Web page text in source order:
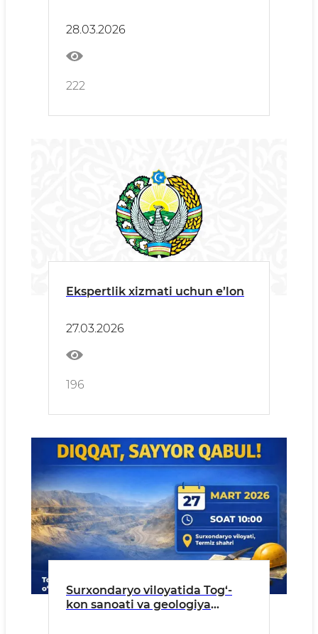
o‘tkaziladi
28.03.2026
222
Ekspertlik xizmati uchun e’lon
27.03.2026
196
Surxondaryo viloyatida Tog‘-
kon sanoati va geologiya